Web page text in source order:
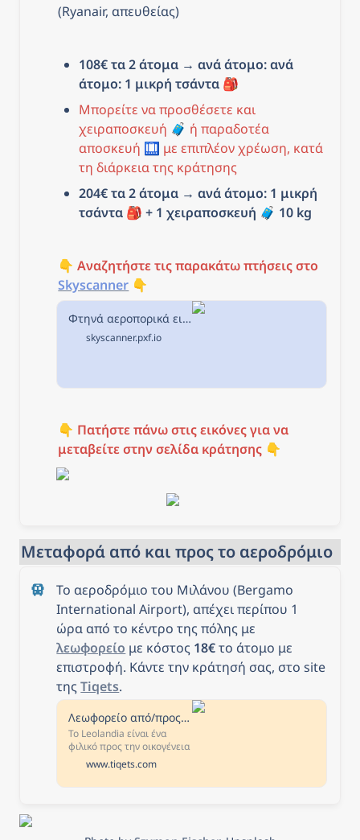
(Ryanair, απευθείας)
108€ τα 2 άτομα → ανά άτομο: ανά
άτομο: 1 μικρή τσάντα 🎒
Μπορείτε να προσθέσετε και
χειραποσκευή 🧳 ή παραδοτέα
αποσκευή 🛄 με επιπλέον χρέωση, κατά
τη διάρκεια της κράτησης
204€ τα 2 άτομα → ανά άτομο: 1 μικρή
τσάντα 🎒 + 1 χειραποσκευή 🧳 10 kg
👇 Αναζητήστε τις παρακάτω πτήσεις στο
Skyscanner 👇
Φτηνά αεροπορικά εισιτήρια από Θεσσαλονίκη προς Μιλάνο στην Skyscanner
skyscanner.pxf.io
👇 Πατήστε πάνω στις εικόνες για να
μεταβείτε στην σελίδα κράτησης 👇
Μεταφορά από και προς το αεροδρόμιο
Το αεροδρόμιο του Μιλάνου (Bergamo
International Airport), απέχει περίπου 1
λεωφορείο με κόστος 18€ το άτομο με
επιστροφή. Κάντε την κράτησή σας, στο site
της Tiqets.
Λεωφορείο από/προς Μιλάνο από το αεροδρόμιο Orio al Serio
Το Leolandia είναι ένα
φιλικό προς την οικογένεια
θεματικό πάρκο κοντά στο
Μιλάνο. Περιτριγυρισμένη
από καταπράσινο πάρκο,
διαδρομές, ζώα για να
www.tiqets.com